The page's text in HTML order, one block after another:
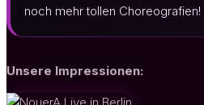
noch mehr tollen Choreografien!
Unsere Impressionen: